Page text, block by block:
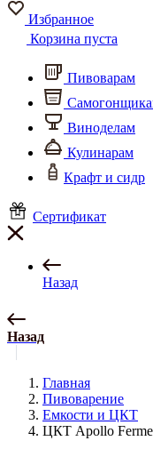
Избранное
Корзина пуста
Пивоварам
Виноделам
Кулинарам
Крафт и сидр
Сертификат
Назад
Назад
Главная
Пивоварение
Емкости и ЦКТ
ЦКТ Apollo